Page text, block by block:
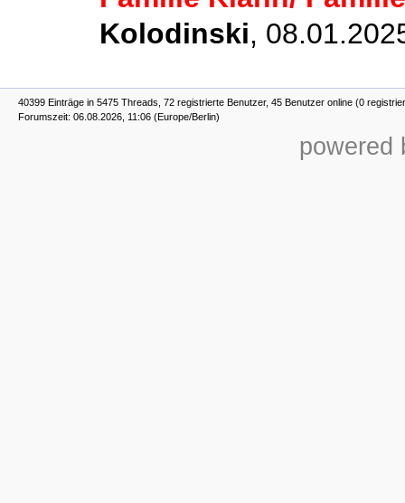
Kolodinski,
40399 Einträge in 5475 Threads, 72 registrierte Benutzer, 45 Benutzer online (0
Forumszeit: 06.08.2026, 11:06 (Europe/Berlin)
powered